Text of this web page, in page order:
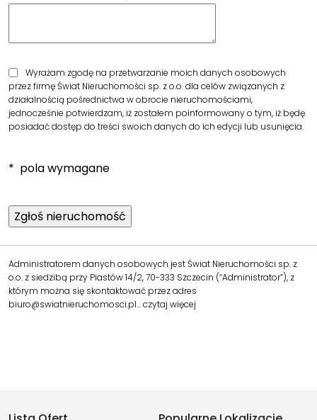
Wyrażam zgodę na przetwarzanie moich danych osobowych
przez firmę Świat Nieruchomości sp. z o.o. dla celów związanych z
działalnością pośrednictwa w obrocie nieruchomościami,
jednocześnie potwierdzam, iż zostałem poinformowany o tym, iż będę
posiadać dostęp do treści swoich danych do ich edycji lub usunięcia.
* pola wymagane
Administratorem danych osobowych jest Świat Nieruchomości sp. z
o.o. z siedzibą przy Piastów 14/2, 70-333 Szczecin (“Administrator”), z
którym można się skontaktować przez adres
biuro@swiatnieruchomosci.pl…czytaj więcej